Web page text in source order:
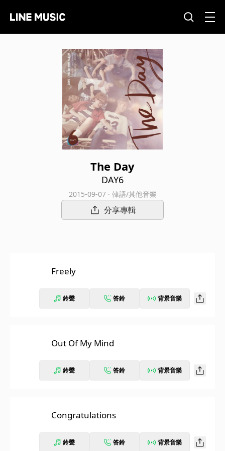
The Day
DAY6
2015-09-07 · 韓語/其他音樂
分享專輯
Freely
鈴聲 答鈴 背景音樂
Out Of My Mind
鈴聲 答鈴 背景音樂
Congratulations
鈴聲 答鈴 背景音樂